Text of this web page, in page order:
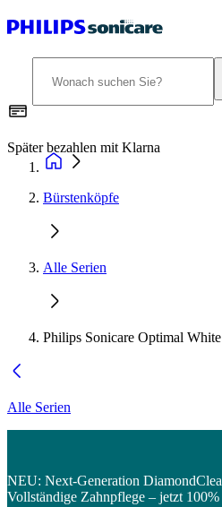
Später bezahlen mit Klarna
Bürstenköpfe
Alle Serien
Philips Sonicare Optimal
Alle Serien
NEU: Next-Generation
Vollständige Zahnpflege – jetzt 100%